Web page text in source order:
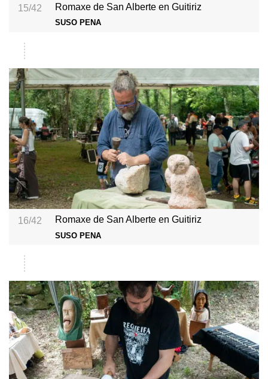
15/42 Romaxe de San Alberte en Guitiriz
SUSO PENA
16/42 Romaxe de San Alberte en Guitiriz
SUSO PENA